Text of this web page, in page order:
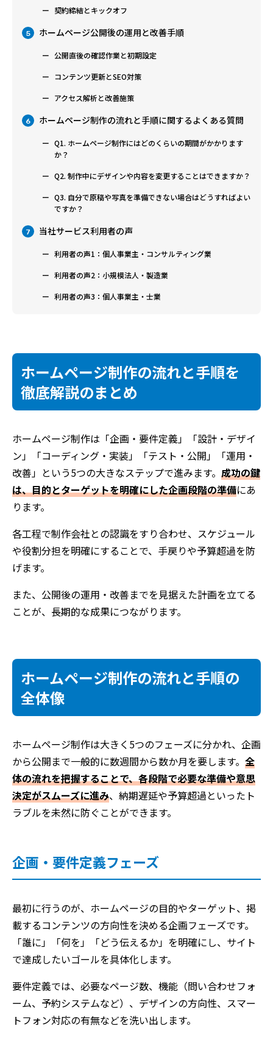
契約締結とキックオフ
5 ホームページ公開後の運用と改善手順
公開直後の確認作業と初期設定
コンテンツ更新とSEO対策
アクセス解析と改善施策
6 ホームページ制作の流れと手順に関するよくある質問
Q1. ホームページ制作にはどのくらいの期間がかかります
か？
Q2. 制作中にデザインや内容を変更することはできますか？
Q3. 自分で原稿や写真を準備できない場合はどうすればよい
ですか？
7 当社サービス利用者の声
利用者の声1：個人事業主・コンサルティング業
利用者の声2：小規模法人・製造業
利用者の声3：個人事業主・士業
ホームページ制作の流れと手順を
徹底解説のまとめ
ホームページ制作は「企画・要件定義」「設計・デザイ
ン」「コーディング・実装」「テスト・公開」「運用・
改善」という5つの大きなステップで進みます。 成功の鍵
は、目的とターゲットを明確にした企画段階の準備にあ
ります。
各工程で制作会社との認識をすり合わせ、スケジュール
や役割分担を明確にすることで、手戻りや予算超過を防
げます。
また、公開後の運用・改善までを見据えた計画を立てる
ことが、長期的な成果につながります。
ホームページ制作の流れと手順の
全体像
ホームページ制作は大きく5つのフェーズに分かれ、企画
から公開まで一般的に数週間から数か月を要します。 全
体の流れを把握することで、各段階で必要な準備や意思
決定がスムーズに進み、納期遅延や予算超過といったト
ラブルを未然に防ぐことができます。
企画・要件定義フェーズ
最初に行うのが、ホームページの目的やターゲット、掲
載するコンテンツの方向性を決める企画フェーズです。
「誰に」「何を」「どう伝えるか」を明確にし、サイト
で達成したいゴールを具体化します。
要件定義では、必要なページ数、機能（問い合わせフォ
ーム、予約システムなど）、デザインの方向性、スマー
トフォン対応の有無などを洗い出します。